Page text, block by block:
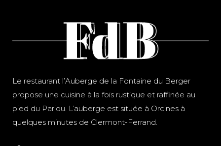
Le restaurant l’Auberge de la Fontaine du Berger
propose une cuisine à la fois rustique et raffinée au
pied du Pariou. L’auberge est située à Orcines à
quelques minutes de Clermont-Ferrand.